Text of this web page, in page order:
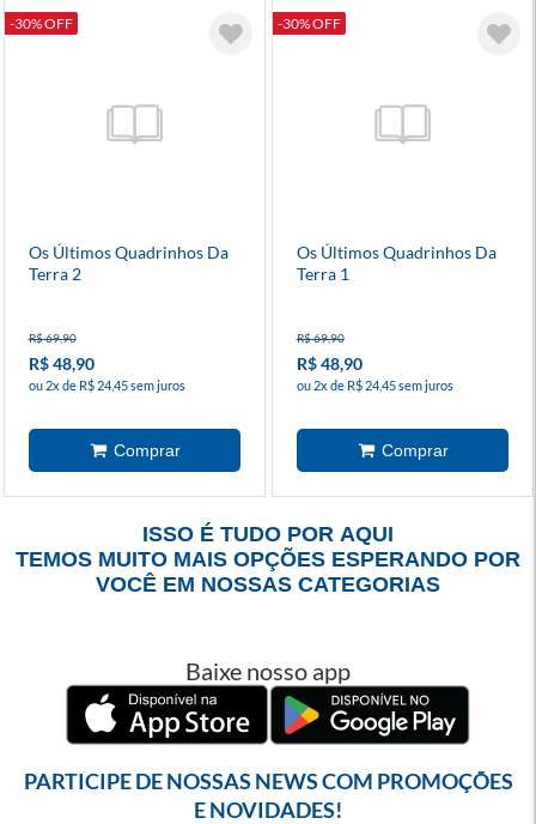
-30% OFF
Os Últimos Quadrinhos Da
Terra 2
R$ 69,90
R$ 48,90
ou 2x de R$ 24,45 sem juros
-30% OFF
Os Últimos Quadrinhos Da
Terra 1
R$ 69,90
R$ 48,90
ou 2x de R$ 24,45 sem juros
ISSO É TUDO POR AQUI
TEMOS MUITO MAIS OPÇÕES ESPERANDO POR
VOCÊ EM NOSSAS CATEGORIAS
Baixe nosso app
PARTICIPE DE NOSSAS NEWS COM PROMOÇÕES
E NOVIDADES!